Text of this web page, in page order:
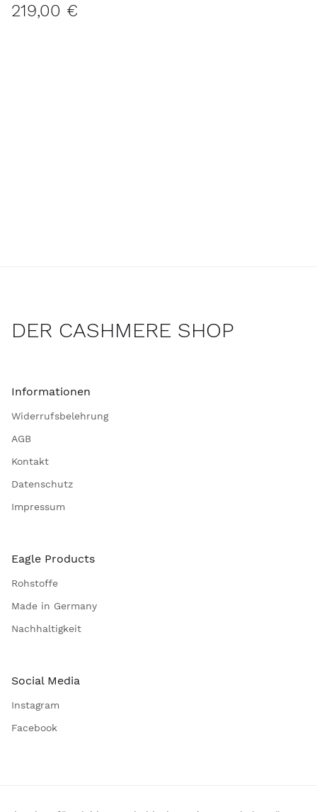
219,00 €
DER CASHMERE SHOP
Informationen
Widerrufsbelehrung
AGB
Kontakt
Datenschutz
Impressum
Eagle Products
Rohstoffe
Made in Germany
Nachhaltigkeit
Social Media
Instagram
Facebook